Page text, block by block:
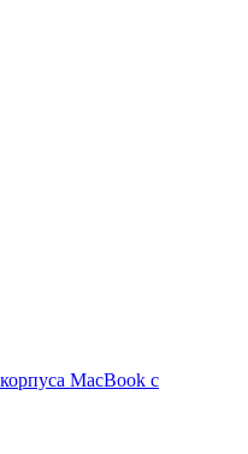
MacBook с